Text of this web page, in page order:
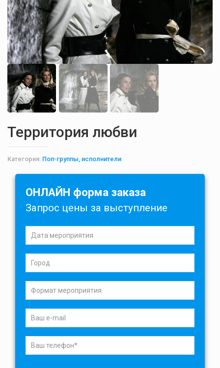
Территория любви
Категория: Поп-группы, исполнители
ОНЛАЙН форма заказа
Запрос цены за выступление